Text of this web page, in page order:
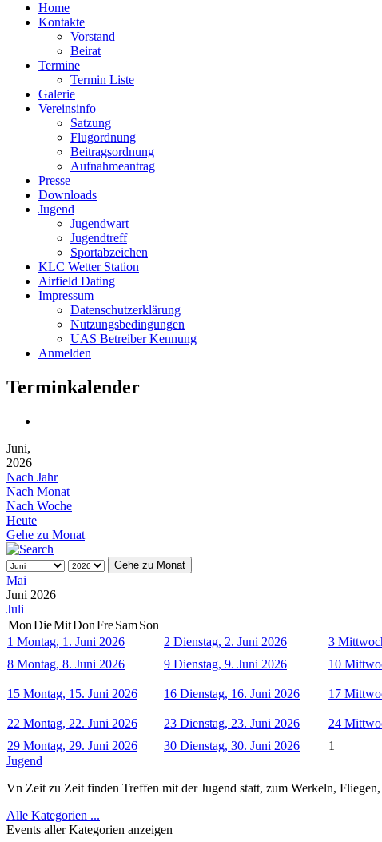
Home
Kontakte
Vorstand
Beirat
Termine
Termin Liste
Galerie
Vereinsinfo
Satzung
Flugordnung
Beitragsordnung
Aufnahmeantrag
Presse
Downloads
Jugend
Jugendwart
Jugendtreff
Sportabzeichen
KLC Wetter Station
Airfield Dating
Impressum
Datenschutzerklärung
Nutzungsbedingungen
UAS Betreiber Kennung
Anmelden
Terminkalender
Juni,
2026
Nach Jahr
Nach Monat
Nach Woche
Heute
Gehe zu Monat
Gehe zu Monat
Mai
Juni 2026
Juli
MonDieMitDonFreSamSon
1 Montag, 1. Juni 2026 2 Dienstag, 2. Juni 2026 3
8 Montag, 8. Juni 2026 9 Dienstag, 9. Juni 2026 10
15 Montag, 15. Juni 2026 16 Dienstag, 16. Juni 2026 17
22 Montag, 22. Juni 2026 23 Dienstag, 23. Juni 2026 24
29 Montag, 29. Juni 2026 30 Dienstag, 30. Juni 2026 1
Jugend
Vn Zeit zu Zeit finden Treffen mit der Jugend statt, zum Werkeln,
Alle Kategorien ...
Events aller Kategorien anzeigen